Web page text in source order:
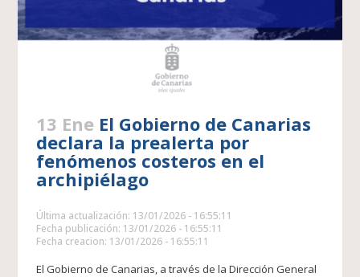
13 Ene El Gobierno de Canarias
declara la prealerta por
fenómenos costeros en el
archipiélago
Última actualización: 13/01/2026 - 16:55:11
Fecha publicación: 13/01/2026 - 16:55:11
Fecha creacion: 13/01/2026 - 16:55:11
El Gobierno de Canarias, a través de la Dirección General